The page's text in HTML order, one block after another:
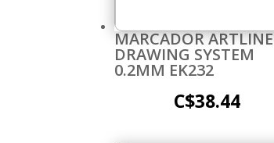
MARCADOR ARTLINE
DRAWING SYSTEM
0.2MM EK232
C$38.44